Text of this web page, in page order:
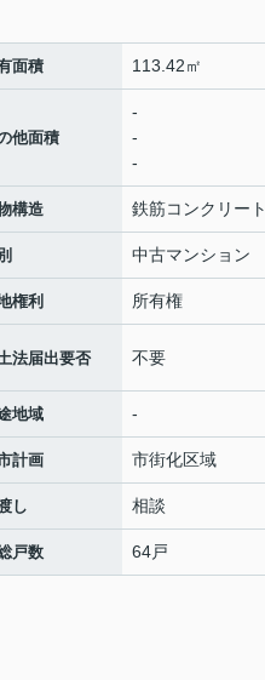
面積 113.42㎡
他面積
-
-
-
構造 鉄筋コンクリート
中古マンション
権利 所有権
法届出要否 不要
地域 -
計画 市街化区域
し 相談
戸数 64戸